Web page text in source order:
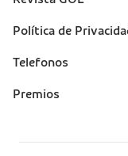
Política de
Telefonos
Premios